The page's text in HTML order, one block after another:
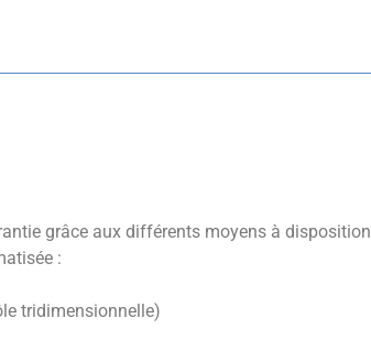
grâce aux différents moyens à disposition
:
tridimensionnelle)